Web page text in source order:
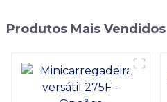
Produtos Mais Vendidos